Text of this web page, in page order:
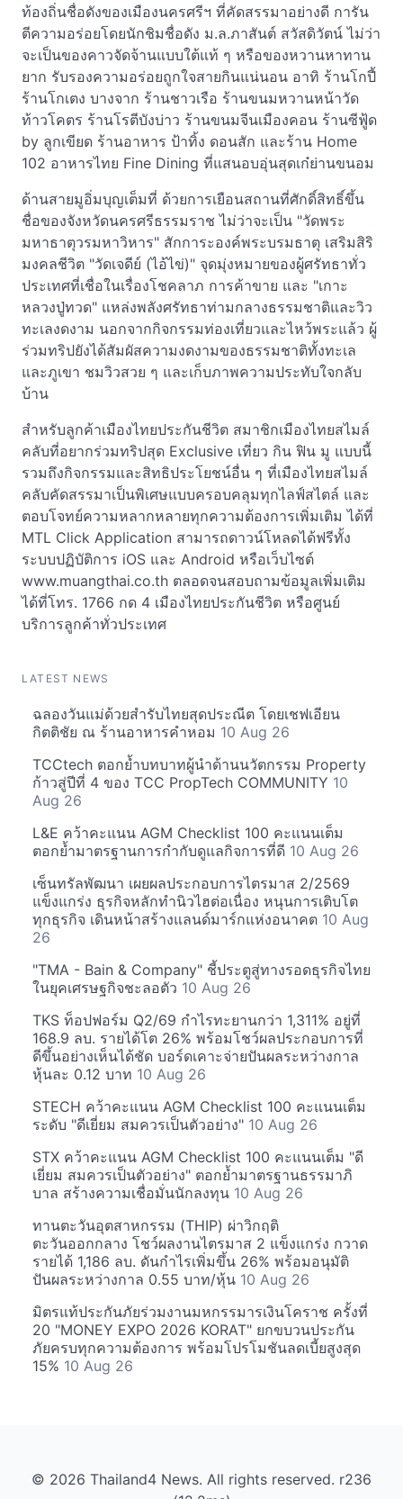
ท้องถิ่นชื่อดังของเมืองนครศรีฯ ที่คัดสรรมาอย่างดี การัน
ตีความอร่อยโดยนักชิมชื่อดัง ม.ล.ภาสันต์ สวัสดิวัตน์ ไม่ว่า
จะเป็นของคาวจัดจ้านแบบใต้แท้ ๆ หรือของหวานหาทาน
ยาก รับรองความอร่อยถูกใจสายกินแน่นอน อาทิ ร้านโกปี้
ร้านโกเตง บางจาก ร้านชาวเรือ ร้านขนมหวานหน้าวัด
ท้าวโคตร ร้านโรตีบังบ่าว ร้านขนมจีนเมืองคอน ร้านซีฟู้ด
by ลูกเขียด ร้านอาหาร ป้าทิ้ง ดอนสัก และร้าน Home
102 อาหารไทย Fine Dining ที่แสนอบอุ่นสุดเก๋ย่านขนอม
ด้านสายมูอิ่มบุญเต็มที่ ด้วยการเยือนสถานที่ศักดิ์สิทธิ์ขึ้น
ชื่อของจังหวัดนครศรีธรรมราช ไม่ว่าจะเป็น "วัดพระ
มหาธาตุวรมหาวิหาร" สักการะองค์พระบรมธาตุ เสริมสิริ
มงคลชีวิต "วัดเจดีย์ (ไอ้ไข่)" จุดมุ่งหมายของผู้ศรัทธาทั่ว
ประเทศที่เชื่อในเรื่องโชคลาภ การค้าขาย และ "เกาะ
หลวงปู่ทวด" แหล่งพลังศรัทธาท่ามกลางธรรมชาติและวิว
ทะเลงดงาม นอกจากกิจกรรมท่องเที่ยวและไหว้พระแล้ว ผู้
ร่วมทริปยังได้สัมผัสความงดงามของธรรมชาติทั้งทะเล
และภูเขา ชมวิวสวย ๆ และเก็บภาพความประทับใจกลับ
บ้าน
สำหรับลูกค้าเมืองไทยประกันชีวิต สมาชิกเมืองไทยสไมล์
คลับที่อยากร่วมทริปสุด Exclusive เที่ยว กิน ฟิน มู แบบนี้
รวมถึงกิจกรรมและสิทธิประโยชน์อื่น ๆ ที่เมืองไทยสไมล์
คลับคัดสรรมาเป็นพิเศษแบบครอบคลุมทุกไลฟ์สไตล์ และ
ตอบโจทย์ความหลากหลายทุกความต้องการเพิ่มเติม ได้ที่
MTL Click Application สามารถดาวน์โหลดได้ฟรีทั้ง
ระบบปฏิบัติการ iOS และ Android หรือเว็บไซต์
www.muangthai.co.th ตลอดจนสอบถามข้อมูลเพิ่มเติม
ได้ที่โทร. 1766 กด 4 เมืองไทยประกันชีวิต หรือศูนย์
บริการลูกค้าทั่วประเทศ
LATEST NEWS
ฉลองวันแม่ด้วยสำรับไทยสุดประณีต โดยเชฟเอียน
กิตติชัย ณ ร้านอาหารคำหอม 10 Aug 26
TCCtech ตอกย้ำบทบาทผู้นำด้านนวัตกรรม Property
ก้าวสู่ปีที่ 4 ของ TCC PropTech COMMUNITY 10
Aug 26
L&E คว้าคะแนน AGM Checklist 100 คะแนนเต็ม
ตอกย้ำมาตรฐานการกำกับดูแลกิจการที่ดี 10 Aug 26
เซ็นทรัลพัฒนา เผยผลประกอบการไตรมาส 2/2569
แข็งแกร่ง ธุรกิจหลักทำนิวไฮต่อเนื่อง หนุนการเติบโต
ทุกธุรกิจ เดินหน้าสร้างแลนด์มาร์กแห่งอนาคต 10 Aug
26
"TMA - Bain & Company" ชี้ประตูสู่ทางรอดธุรกิจไทย
ในยุคเศรษฐกิจชะลอตัว 10 Aug 26
TKS ท็อปฟอร์ม Q2/69 กำไรทะยานกว่า 1,311% อยู่ที่
168.9 ลบ. รายได้โต 26% พร้อมโชว์ผลประกอบการที่
ดีขึ้นอย่างเห็นได้ชัด บอร์ดเคาะจ่ายปันผลระหว่างกาล
หุ้นละ 0.12 บาท 10 Aug 26
STECH คว้าคะแนน AGM Checklist 100 คะแนนเต็ม
ระดับ "ดีเยี่ยม สมควรเป็นตัวอย่าง" 10 Aug 26
STX คว้าคะแนน AGM Checklist 100 คะแนนเต็ม "ดี
เยี่ยม สมควรเป็นตัวอย่าง" ตอกย้ำมาตรฐานธรรมาภิ
บาล สร้างความเชื่อมั่นนักลงทุน 10 Aug 26
ทานตะวันอุตสาหกรรม (THIP) ผ่าวิกฤติ
ตะวันออกกลาง โชว์ผลงานไตรมาส 2 แข็งแกร่ง กวาด
รายได้ 1,186 ลบ. ดันกำไรเพิ่มขึ้น 26% พร้อมอนุมัติ
ปันผลระหว่างกาล 0.55 บาท/หุ้น 10 Aug 26
มิตรแท้ประกันภัยร่วมงานมหกรรมารเงินโคราช ครั้งที่
20 "MONEY EXPO 2026 KORAT" ยกขบวนประกัน
ภัยครบทุกความต้องการ พร้อมโปรโมชันลดเบี้ยสูงสุด
15% 10 Aug 26
© 2026 Thailand4 News. All rights reserved. r236